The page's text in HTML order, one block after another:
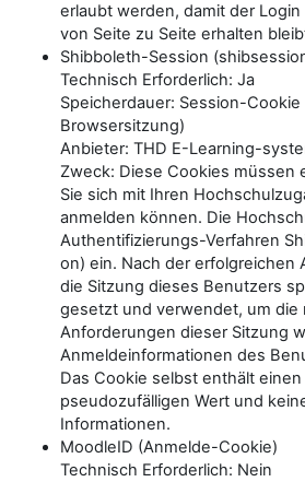
erlaubt werden, damit der
von Seite zu Seite erhalten
Shibboleth-Session
Technisch Erforderlich: Ja
Speicherdauer: Session-
Browsersitzung)
Anbieter: THD E-Learning-
Zweck: Diese Cookies müssen
Sie sich mit Ihren
anmelden können. Die
Authentifizierungs-Verfahren
on) ein. Nach der erfolgreichen
die Sitzung dieses Benutzers
gesetzt und verwendet, um die
Anforderungen dieser Sitzung
Anmeldeinformationen des
Das Cookie selbst enthält
pseudozufälligen Wert und
Informationen.
MoodleID (Anmelde-Cookie)
Technisch Erforderlich: Nein